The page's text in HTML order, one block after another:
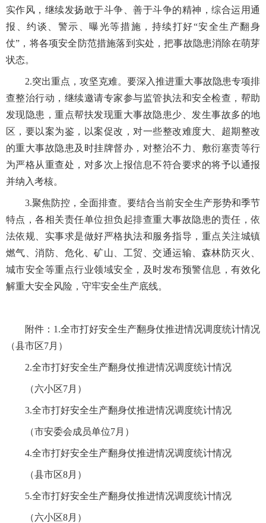
实作风，继续发扬敢于斗争、善于斗争的精神，综合运用通
报、约谈、警示、曝光等措施，持续打好“安全生产翻身
仗”，将各项安全防范措施落到实处，把事故隐患消除在萌芽
状态。
2.突出重点，攻坚克难。要深入推进重大事故隐患专项排
查整治行动，继续邀请专家参与监管执法和安全检查，帮助
发现隐患，重点帮扶发现重大事故隐患少、发生事故多的地
区，要以案为鉴，以案促改，对一些整改难度大、超期整改
的重大事故隐患及时挂牌督办，对整治不力、敷衍塞责等行
为严格从重查处，对多次上报信息不符合要求的将予以通报
并纳入考核。
3.聚焦防控，全面排查。要结合当前安全生产形势和季节
特点，各相关责任单位担负起排查重大事故隐患的责任，依
法依规、实事求是做好严格执法和服务指导，重点关注城镇
燃气、消防、危化、矿山、工贸、交通运输、森林防灭火、
城市安全等重点行业领域安全，及时发布预警信息，有效化
解重大安全风险，守牢安全生产底线。
附件：1.全市打好安全生产翻身仗推进情况调度统计情况
（县市区7月）
2.全市打好安全生产翻身仗推进情况调度统计情况
（六小区7月）
3.全市打好安全生产翻身仗推进情况调度统计情况
（市安委会成员单位7月）
4.全市打好安全生产翻身仗推进情况调度统计情况
（县市区8月）
5.全市打好安全生产翻身仗推进情况调度统计情况
（六小区8月）